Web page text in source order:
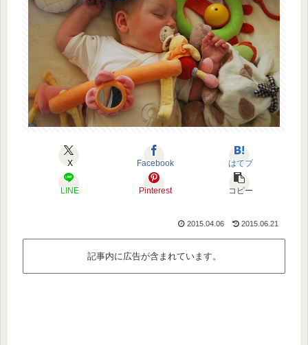
X Facebook はてブ
LINE Pinterest コピー
2015.04.06 2015.06.21
記事内に広告が含まれています。